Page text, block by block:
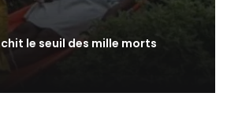
le seuil des mille morts